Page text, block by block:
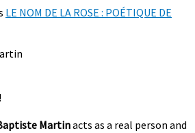
LE NOM DE LA ROSE : POÉTIQUE DE
Martinacts as a real person and